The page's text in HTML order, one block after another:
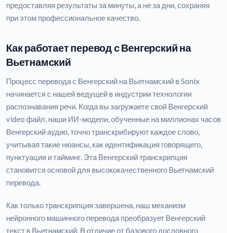
предоставляя результаты за минуты, а не за дни, сохраняя
при этом профессиональное качество.
Как работает перевод с Венгерский на
Вьетнамский
Процесс перевода с Венгерский на Вьетнамский в Sonix
начинается с нашей ведущей в индустрии технологии
распознавания речи. Когда вы загружаете свой Венгерский
video файл, наши ИИ-модели, обученные на миллионах часов
Венгерский аудио, точно транскрибируют каждое слово,
учитывая такие нюансы, как идентификация говорящего,
пунктуация и тайминг. Эта Венгерский транскрипция
становится основой для высококачественного Вьетнамский
перевода.
Как только транскрипция завершена, наш механизм
нейронного машинного перевода преобразует Венгерский
текст в Вьетнамский. В отличие от базового дословного